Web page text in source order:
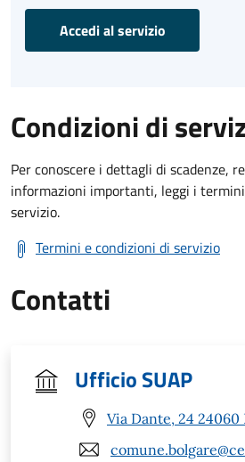
Accedi al servizio
Condizioni di
Per conoscere i dettagli di scadenze,
informazioni importanti, leggi i
servizio.
Termini e condizioni di servizio
Contatti
Ufficio SUAP
Via Dante, 24 24060